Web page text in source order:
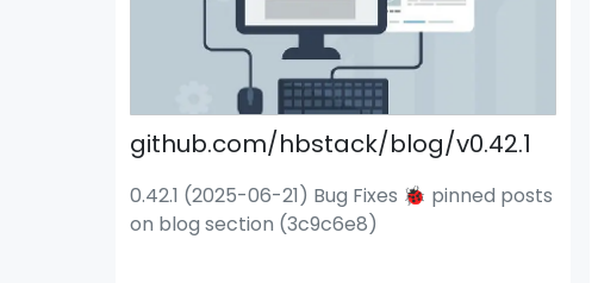
github.com/hbstack/blog/v0.42.1
0.42.1 (2025-06-21) Bug Fixes 🐞 pinned posts
on blog section (3c9c6e8)